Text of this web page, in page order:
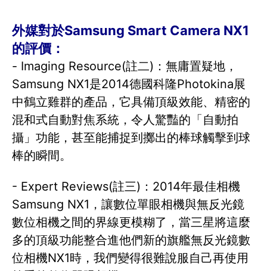
外媒對於Samsung Smart Camera NX1
的評價：
- Imaging Resource(註二)：無庸置疑地，
Samsung NX1是2014德國科隆Photokina展
中鶴立雞群的產品，它具備頂級效能、精密的
混和式自動對焦系統，令人驚豔的「自動拍
攝」功能，甚至能捕捉到擲出的棒球觸擊到球
棒的瞬間。
- Expert Reviews(註三)：2014年最佳相機
Samsung NX1，讓數位單眼相機與無反光鏡
數位相機之間的界線更模糊了，當三星將這麼
多的頂級功能整合進他們新的旗艦無反光鏡數
位相機NX1時，我們變得很難說服自己再使用